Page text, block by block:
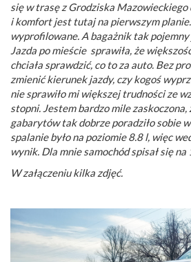
się w trasę z Grodziska Mazowieckiego
i komfort jest tutaj na pierwszym
wyprofilowane. A bagażnik tak
Jazda po mieście sprawiła, że
chciała sprawdzić, co to za auto. Bez
zmienić kierunek jazdy, czy kogoś
nie sprawiło mi większej trudności ze
stopni. Jestem bardzo mile
gabarytów tak dobrze poradziło sobie
spalanie było na poziomie 8.8 l, więc
wynik. Dla mnie samochód spisał się
W załączeniu kilka zdjęć.